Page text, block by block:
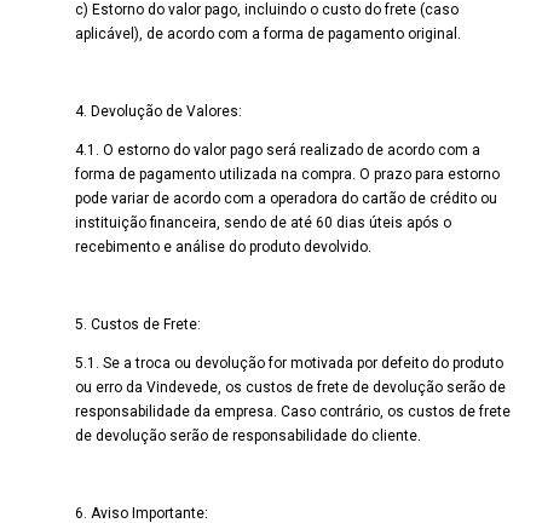
c) Estorno do valor pago, incluindo o custo do frete (caso
aplicável), de acordo com a forma de pagamento original.
4. Devolução de Valores:
4.1. O estorno do valor pago será realizado de acordo com a
forma de pagamento utilizada na compra. O prazo para estorno
pode variar de acordo com a operadora do cartão de crédito ou
instituição financeira, sendo de até 60 dias úteis após o
recebimento e análise do produto devolvido.
5. Custos de Frete:
5.1. Se a troca ou devolução for motivada por defeito do produto
ou erro da Vindevede, os custos de frete de devolução serão de
responsabilidade da empresa. Caso contrário, os custos de frete
de devolução serão de responsabilidade do cliente.
6. Aviso Importante: